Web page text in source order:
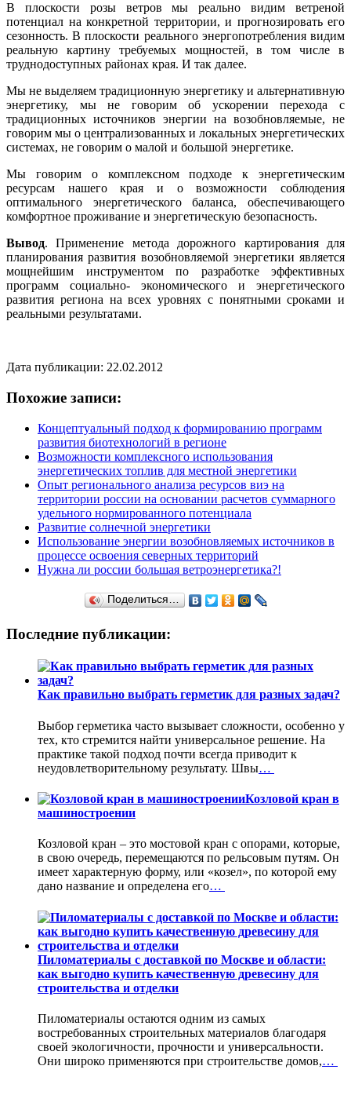
В плоскости розы ветров мы реально видим ветреной
потенциал на конкретной территории, и прогнозировать его
сезонность. В плоскости реального энергопотребления видим
реальную картину требуемых мощностей, в том числе в
труднодоступных районах края. И так далее.
Мы не выделяем традиционную энергетику и альтернативную
энергетику, мы не говорим об ускорении перехода с
традиционных источников энергии на возобновляемые, не
говорим мы о централизованных и локальных энергетических
системах, не говорим о малой и большой энергетике.
Мы говорим о комплексном подходе к энергетическим
ресурсам нашего края и о возможности соблюдения
оптимального энергетического баланса, обеспечивающего
комфортное проживание и энергетическую безопасность.
Вывод. Применение метода дорожного картирования для
планирования развития возобновляемой энергетики является
мощнейшим инструментом по разработке эффективных
программ социально- экономического и энергетического
развития региона на всех уровнях с понятными сроками и
реальными результатами.
Дата публикации: 22.02.2012
Похожие записи:
Концептуальный подход к формированию программ
развития биотехнологий в регионе
Возможности комплексного использования
энергетических топлив для местной энергетики
Опыт регионального анализа ресурсов виэ на
территории россии на основании расчетов суммарного
удельного нормированного потенциала
Развитие солнечной энергетики
Использование энергии возобновляемых источников в
процессе освоения северных территорий
Нужна ли россии большая ветроэнергетика?!
Поделиться…
Последние публикации:
Как правильно выбрать герметик для разных задач?
Выбор герметика часто вызывает сложности, особенно у
тех, кто стремится найти универсальное решение. На
практике такой подход почти всегда приводит к
неудовлетворительному результату. Швы…
Козловой кран в
машиностроении
Козловой кран – это мостовой кран с опорами, которые,
в свою очередь, перемещаются по рельсовым путям. Он
имеет характерную форму, или «козел», по которой ему
дано название и определена его…
Пиломатериалы с доставкой по Москве и области:
как выгодно купить качественную древесину для
строительства и отделки
Пиломатериалы остаются одним из самых
востребованных строительных материалов благодаря
своей экологичности, прочности и универсальности.
Они широко применяются при строительстве домов,…